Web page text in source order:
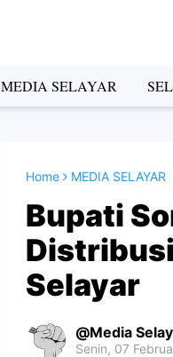
MEDIA SELAYAR
Home MEDIA SELAYAR
Bupati
Selayar
Media
Senin, 07